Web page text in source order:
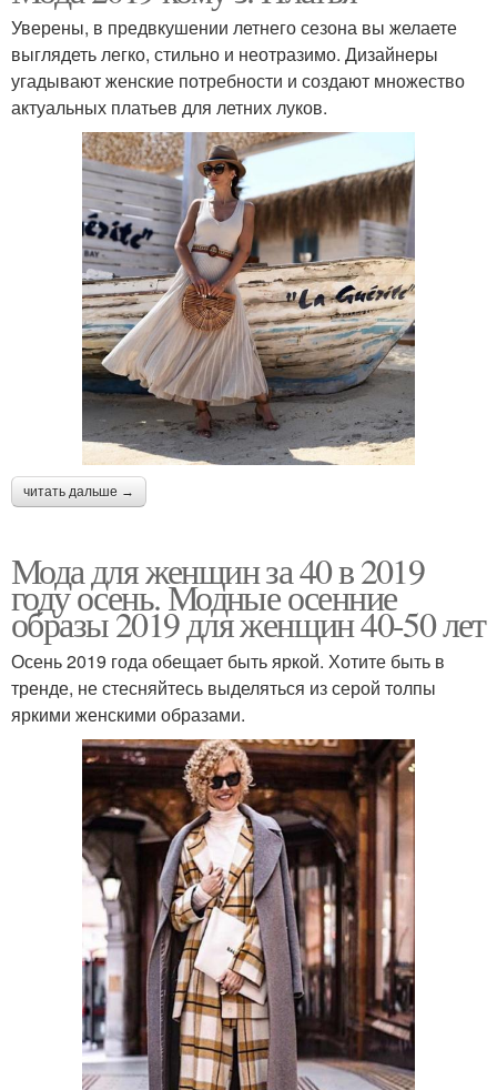
Уверены, в предвкушении летнего сезона вы желаете
выглядеть легко, стильно и неотразимо. Дизайнеры
угадывают женские потребности и создают множество
актуальных платьев для летних луков.
читать дальше →
Мода для женщин за 40 в 2019
году осень. Модные осенние
образы 2019 для женщин 40-50 лет
Осень 2019 года обещает быть яркой. Хотите быть в
тренде, не стесняйтесь выделяться из серой толпы
яркими женскими образами.